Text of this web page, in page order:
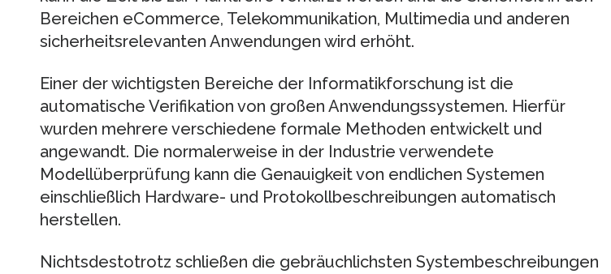
Bereichen eCommerce, Telekommunikation, Multimedia und anderen
sicherheitsrelevanten Anwendungen wird erhöht.
Einer der wichtigsten Bereiche der Informatikforschung ist die
automatische Verifikation von großen Anwendungssystemen. Hierfür
wurden mehrere verschiedene formale Methoden entwickelt und
angewandt. Die normalerweise in der Industrie verwendete
Modellüberprüfung kann die Genauigkeit von endlichen Systemen
einschließlich Hardware- und Protokollbeschreibungen automatisch
herstellen.
Nichtsdestotrotz schließen die gebräuchlichsten Systembeschreibungen